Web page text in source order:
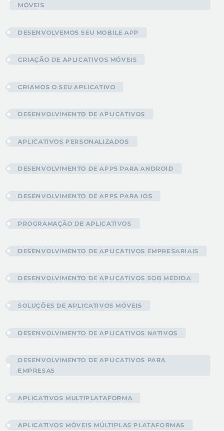
MÓVEIS
DESENVOLVEMOS SEU MOBILE APP
CRIAÇÃO DE APLICATIVOS MÓVEIS
CRIAMOS O SEU APLICATIVO
DESENVOLVIMENTO DE APLICATIVOS
APLICATIVOS PERSONALIZADOS
DESENVOLVIMENTO DE APPS PARA ANDROID
DESENVOLVIMENTO DE APPS PARA IOS
PROGRAMAÇÃO DE APLICATIVOS
DESENVOLVIMENTO DE APLICATIVOS EMPRESARIAIS
DESENVOLVIMENTO DE APLICATIVOS SOB MEDIDA
SOLUÇÕES DE APLICATIVOS MÓVEIS
DESENVOLVIMENTO DE APLICATIVOS NATIVOS
DESENVOLVIMENTO DE APLICATIVOS PARA
EMPRESAS
APLICATIVOS MULTIPLATAFORMA
APLICATIVOS MÓVEIS MÚLTIPLAS PLATAFORMAS